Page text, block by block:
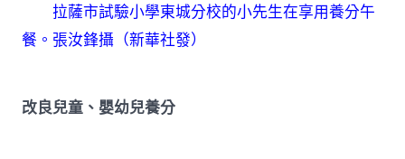
拉薩市試驗小學東城分校的小先生在享用養分午
餐。 張汝鋒攝（新華社發）
改良兒童、嬰幼兒養分